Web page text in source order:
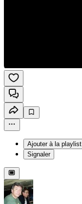
Ajouter à la playlist
Signaler